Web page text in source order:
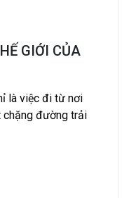
GIỚI CỦA
là việc đi từ nơi
chặng đường trải